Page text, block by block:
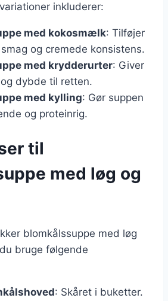
inkluderer:
med kokosmælk: Tilføjer
og cremede konsistens.
med krydderurter: Giver
dybde til retten.
med kylling: Gør suppen
og proteinrig.
til
med løg og
blomkålssuppe med løg
bruge følgende
: Skåret i buketter.